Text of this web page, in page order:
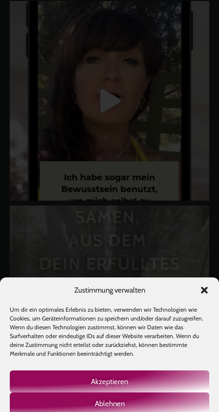
Zustimmung verwalten
Um dir ein optimales Erlebnis zu bieten, verwenden wir Technologien wie
Cookies, um Geräteinformationen zu speichern und/oder darauf zuzugreifen.
Wenn du diesen Technologien zustimmst, können wir Daten wie das
Surfverhalten oder eindeutige IDs auf dieser Website verarbeiten. Wenn du
deine Zustimmung nicht erteilst oder zurückziehst, können bestimmte
Merkmale und Funktionen beeinträchtigt werden.
Akzeptieren
Ablehnen